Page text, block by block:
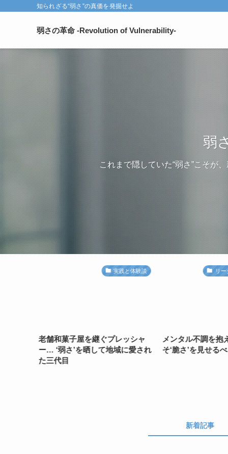
知られざる“弱さ”の真価を発掘せよ
弱さの革命 -Revolution of Vulnerability-
弱
これまで隠していた“弱さ”こそが
実践と体験談
老舗和菓子屋を継ぐプレッシャ
ー… ‘弱さ’を晒して地域に愛され
た三代目
リー
メンタル不調を抱
そ‘脆さ’を見せる
新着記事